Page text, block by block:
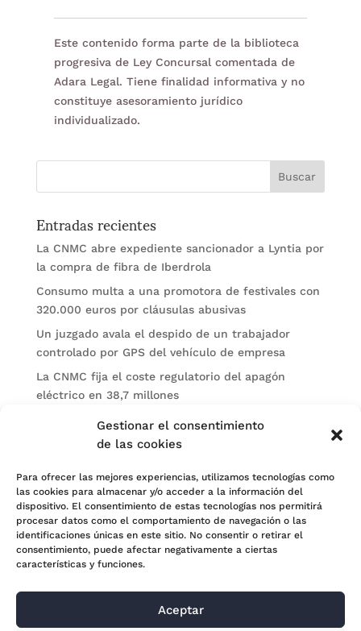
Gestionar el consentimiento
de las cookies
Para ofrecer las mejores experiencias, utilizamos tecnologías como
las cookies para almacenar y/o acceder a la información del
dispositivo. El consentimiento de estas tecnologías nos permitirá
procesar datos como el comportamiento de navegación o las
identificaciones únicas en este sitio. No consentir o retirar el
consentimiento, puede afectar negativamente a ciertas
características y funciones.
Aceptar
Este contenido forma parte de la biblioteca
progresiva de Ley Concursal comentada de
Adara Legal. Tiene finalidad informativa y no
constituye asesoramiento jurídico
individualizado.
Entradas recientes
La CNMC abre expediente sancionador a Lyntia por
la compra de fibra de Iberdrola
Consumo multa a una promotora de festivales con
320.000 euros por cláusulas abusivas
Un juzgado avala el despido de un trabajador
controlado por GPS del vehículo de empresa
La CNMC fija el coste regulatorio del apagón
eléctrico en 38,7 millones
El BOE publica sanciones de la CNMV a Soltec y
Categorías
Actualidad
Noticias Jurídicas
Subastas